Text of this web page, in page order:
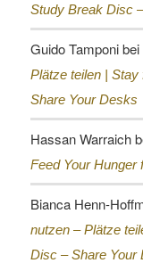
Study Break Disc
Guido Tamponibei
Plätze teilen | Stay
Share Your Desks
Hassan Warraich
Feed Your
Bianca Henn-
nutzen – Plätze
Disc – Share Your